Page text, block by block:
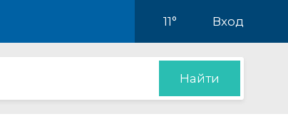
11° Вход
Найти